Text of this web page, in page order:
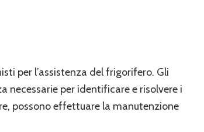
per l’assistenza del frigorifero. Gli
necessarie per identificare e risolvere i
possono effettuare la manutenzione